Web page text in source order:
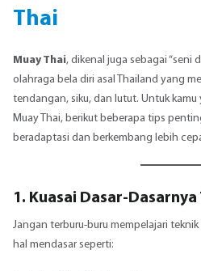
Thai
Muay Thai, dikenal juga sebagai “seni
olahraga bela diri asal Thailand yang
tendangan, siku, dan lutut. Untuk
Muay Thai, berikut beberapa tips
beradaptasi dan berkembang lebih
1. Kuasai Dasar-
Jangan terburu-buru mempelajari
hal mendasar seperti: